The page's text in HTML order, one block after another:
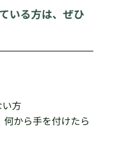
いる方は、ぜひ
方
から手を付けたら